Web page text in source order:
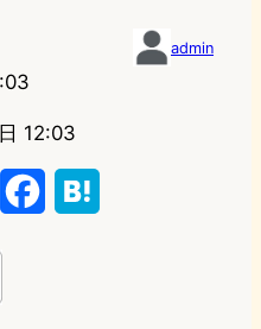
admin
12:03